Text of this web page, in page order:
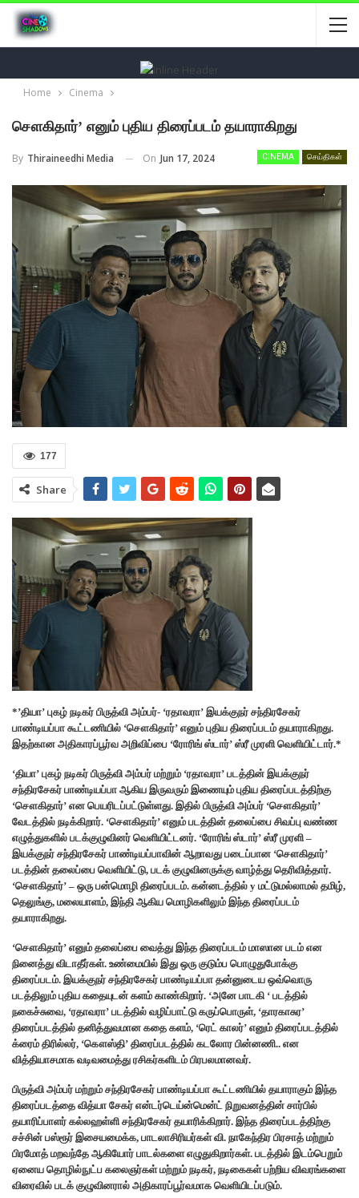
Home Cinema
சௌகிதார்’ எனும் புதிய திரைப்படம் தயாராகிறது
CINEMA செய்திகள்
By Thiraineedhi Media On Jun 17, 2024
177
Share
*’தியா’ புகழ் நடிகர் பிருத்வி அம்பர்- ‘ரதாவரா’ இயக்குநர் சந்திரசேகர்
பாண்டியப்பா கூட்டணியில் ‘சௌகிதார்’ எனும் புதிய திரைப்படம் தயாராகிறது.
இதற்கான அதிகாரப்பூர்வ அறிவிப்பை ‘ரோரிங் ஸ்டார்’ ஸ்ரீ முரளி வெளியிட்டார்.*
‘தியா’ புகழ் நடிகர் பிருத்வி அம்பர் மற்றும் ‘ரதாவரா’ படத்தின் இயக்குநர்
சந்திரசேகர் பாண்டியப்பா ஆகிய இருவரும் இணையும் புதிய திரைப்படத்திற்கு
‘சௌகிதார்’ என பெயரிடப்பட்டுள்ளது. இதில் பிருத்வி அம்பர் ‘சௌகிதார்’
வேடத்தில் நடிக்கிறார். ‘சௌகிதார்’ எனும் படத்தின் தலைப்பை சிவப்பு வண்ண
எழுத்துகளில் படக்குழுவினர் வெளியிட்டனர். ‘ரோரிங் ஸ்டார்’ ஸ்ரீ முரளி –
இயக்குநர் சந்திரசேகர் பாண்டியப்பாவின் ஆறாவது படைப்பான ‘சௌகிதார்’
படத்தின் தலைப்பை வெளியிட்டு, படக் குழுவினருக்கு வாழ்த்து தெரிவித்தார்.
‘சௌகிதார்’ – ஒரு பன்மொழி திரைப்படம். கன்னடத்தில் y மட்டுமல்லாமல் தமிழ்,
தெலுங்கு, மலையாளம், இந்தி ஆகிய மொழிகளிலும் இந்த திரைப்படம்
தயாராகிறது.
‘சௌகிதார்’ எனும் தலைப்பை வைத்து இந்த திரைப்படம் மாஸான படம் என
நினைத்து விடாதீர்கள். உண்மையில் இது ஒரு குடும்ப பொழுதுபோக்கு
திரைப்படம். இயக்குநர் சந்திரசேகர் பாண்டியப்பா தன்னுடைய ஒவ்வொரு
படத்திலும் புதிய கதையுடன் களம் காண்கிறார். ‘அனே பாடகி ‘ படத்தில்
நகைச்சுவை, ‘ரதாவரா’ படத்தில் வழிப்பாட்டு கருப்பொருள், ‘தாரகாசுர’
திரைப்படத்தில் தனித்துவமான கதை களம், ‘ரெட் காலர்’ எனும் திரைப்படத்தில்
க்ரைம் திரில்லர், ‘கௌஸ்தி’ திரைப்படத்தில் கடலோர பின்னணி.. என
வித்தியாசமாக வடிவமைத்து ரசிகர்களிடம் பிரபலமானவர்.
பிருத்வி அம்பர் மற்றும் சந்திரசேகர் பாண்டியப்பா கூட்டணியில் தயாராகும் இந்த
திரைப்படத்தை வித்யா சேகர் என்டர்டெய்ன்மென்ட் நிறுவனத்தின் சார்பில்
தயாரிப்பாளர் கல்லஹள்ளி சந்திரசேகர் தயாரிக்கிறார்.‌ இந்த திரைப்படத்திற்கு
சச்சின் பஸ்ரூர் இசையமைக்க, பாடலாசிரியர்கள் வி. நாகேந்திர பிரசாத் மற்றும்
பிரமோத் மறவந்தே ஆகியோர் பாடல்களை எழுதுகிறார்கள்.‌ படத்தில் இடம்பெறும்
ஏனைய தொழில்நுட்ப கலைஞர்கள் மற்றும் நடிகர், நடிகைகள் பற்றிய விவரங்களை
விரைவில் படக் குழுவினரால் அதிகாரப்பூர்வமாக வெளியிடப்படும்.